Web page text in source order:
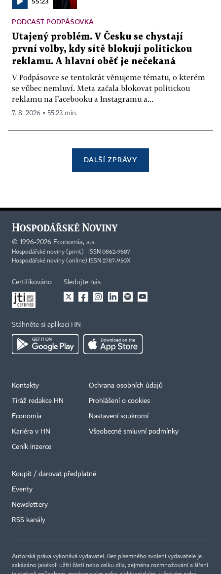
PODCAST PODPÁSOVKA
Utajený problém. V Česku se chystají
první volby, kdy sítě blokují politickou
reklamu. A hlavní oběť je nečekaná
V Podpásovce se tentokrát věnujeme tématu, o kterém
se vůbec nemluví. Meta začala blokovat politickou
reklamu na Facebooku a Instagramu a...
7. 8. 2026 ▪ 55:23 min.
DALŠÍ ZPRÁVY
© 1996-2026 Economia, a.s.
Hospodářské noviny (print) ISSN 0862-9587
Hospodářské noviny (online) ISSN 2787-950X
Certifikováno Sledujte nás
Stáhněte si aplikaci HN
Kontakty
Tiráž redakce HN
Economia
Kariéra v HN
Ceník inzerce
Ochrana osobních údajů
Prohlášení o cookies
Nastavení soukromí
Všeobecné smluvní podmínky
Koupit / darovat předplatné
Eventy
Newslettery
RSS kanály
Autorská práva vykonává vydavatel. Bez písemného svolení vydavatele je
zakázáno jakékoli užití částí nebo celku díla, zejména rozmnožování a šíření